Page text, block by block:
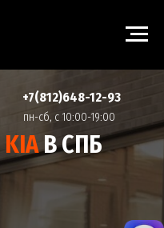
пн-cб, с 10:00-19:00
+7(812)648-12-93
KIAВ СПБ